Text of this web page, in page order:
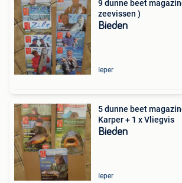
9 dunne beet
zeevissen )
Bieden
Ieper
5 dunne beet
Karper + 1 x Vliegvis
Bieden
Ieper